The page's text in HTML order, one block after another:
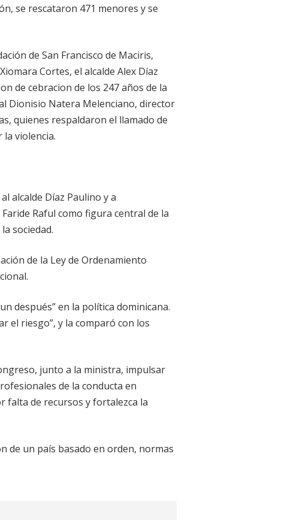
se rescataron 471 menores y se
de San Francisco de Maciris,
Cortes, el alcalde Alex Díaz
de cebracion de los 247 años de la
Dionisio Natera Melenciano, director
quienes respaldaron el llamado de
violencia.
alcalde Díaz Paulino y a
Raful como figura central de la
sociedad.
de la Ley de Ordenamiento
después” en la política dominicana.
el riesgo”, y la comparó con los
junto a la ministra, impulsar
de la conducta en
falta de recursos y fortalezca la
de un país basado en orden, normas